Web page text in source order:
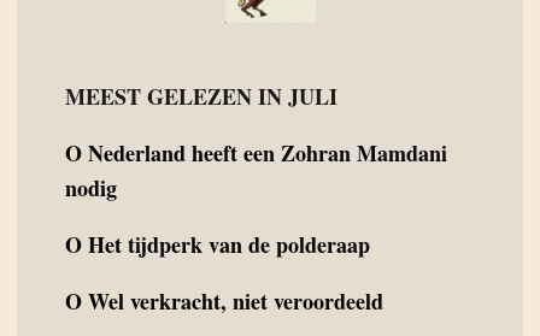
MEEST GELEZEN IN JULI
ONederland heeft een Zohran Mamdani
nodig
OHet tijdperk van de polderaap
OWel verkracht, niet veroordeeld